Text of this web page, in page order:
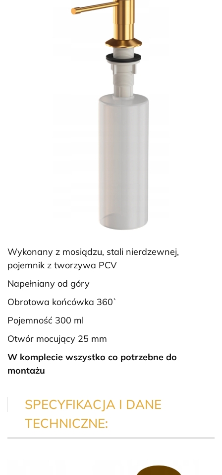
Wykonany z mosiądzu, stali nierdzewnej,
pojemnik z tworzywa PCV
Napełniany od góry
Obrotowa końcówka 360`
Pojemność 300 ml
Otwór mocujący 25 mm
W komplecie wszystko co potrzebne do
montażu
SPECYFIKACJA I DANE
TECHNICZNE: